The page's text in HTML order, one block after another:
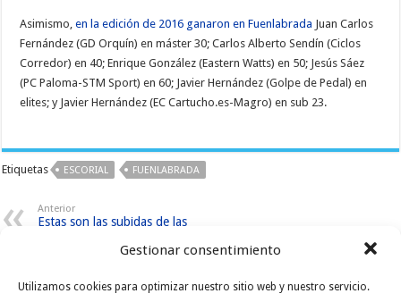
Gestionar consentimiento
Utilizamos cookies para optimizar nuestro sitio web y nuestro servicio.
Asimismo,en la edición de 2016 ganaron en Fuenlabrada Juan Carlos
Fernández (GD Orquín) en máster 30; Carlos Alberto Sendín (Ciclos
Corredor) en 40; Enrique González (Eastern Watts) en 50; Jesús Sáez
(PC Paloma-STM Sport) en 60; Javier Hernández (Golpe de Pedal) en
elites; y Javier Hernández (EC Cartucho.es-Magro) en sub 23.
Etiquetas ESCORIAL FUENLABRADA
Anterior
Estas son las subidas de las